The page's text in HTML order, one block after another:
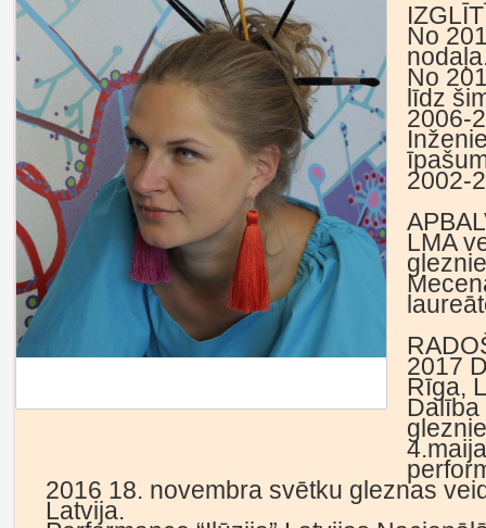
No
No
līdz
2006-
2002-
LMA
2017
Rīga,
Dalība
2016 18. novembra svētku gleznas
Latvija.